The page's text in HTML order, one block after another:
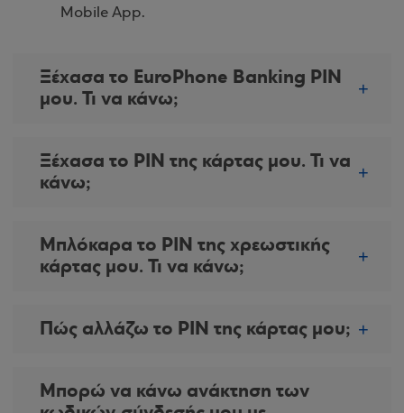
Mobile App.
Ξέχασα το EuroPhone Banking PIN
μου. Τι να κάνω;
Ξέχασα το PIN της κάρτας μου. Τι να
κάνω;
Μπλόκαρα το PIN της χρεωστικής
κάρτας μου. Τι να κάνω;
Πώς αλλάζω το PIN της κάρτας μου;
Μπορώ να κάνω ανάκτηση των